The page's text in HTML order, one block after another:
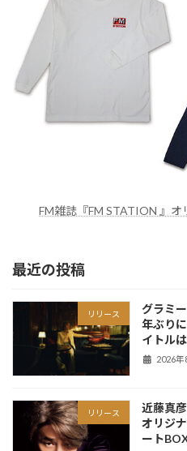
FM雑誌『FM STATION 』
最近の投稿
リリース
グラミ
年ぶり
イトル
2026年
リリース
近藤真
オリジ
ート